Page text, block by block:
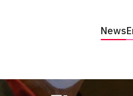
News